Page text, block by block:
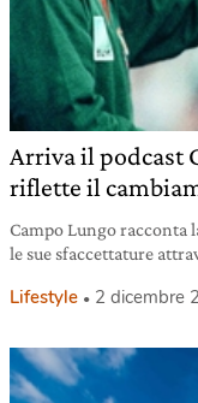
Arriva il podcast
riflette il
Campo Lungo racconta
le sue sfaccettature
Lifestyle 2 dicembre